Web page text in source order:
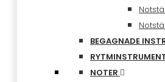
BEGAGNADE
NOTER